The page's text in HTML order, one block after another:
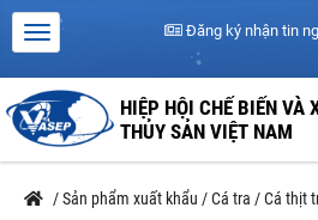
Đăng ký nhận tin
HIỆP HỘI CHẾ BIẾN VÀ
THỦY SẢN VIỆT NAM
/Sản phẩm xuất khẩu /Cá tra /Cá thịt